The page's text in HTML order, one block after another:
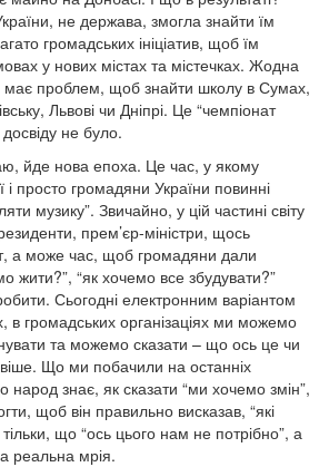
не держава, змогла знайти їм
громадських ініціатив, щоб їм
у нових містах та містечках. Жодна
має проблем, щоб знайти школу в Сумах,
Львові чи Дніпрі. Це “чемпіонат
досвіду не було.
йде нова епоха. Це час, у якому
і просто громадяни України повинні
музику”. Звичайно, у цій частині світу
прем’єр-міністри, щось
а може час, щоб громадяни дали
жити?”, “як хочемо все збудувати?”
Сьогодні електронним варіантом
в громадських організаціях ми можемо
та можемо сказати – що ось це чи
Що ми побачили на останніх
народ знає, як сказати “ми хочемо змін”,
щоб він правильно висказав, “які
що “ось цього нам не потрібно”, а
реальна мрія.